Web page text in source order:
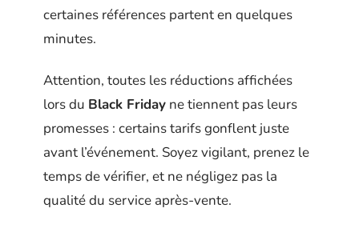
certaines références partent en quelques
minutes.
Attention, toutes les réductions affichées
lors du Black Friday ne tiennent pas leurs
promesses : certains tarifs gonflent juste
avant l’événement. Soyez vigilant, prenez le
temps de vérifier, et ne négligez pas la
qualité du service après-vente.